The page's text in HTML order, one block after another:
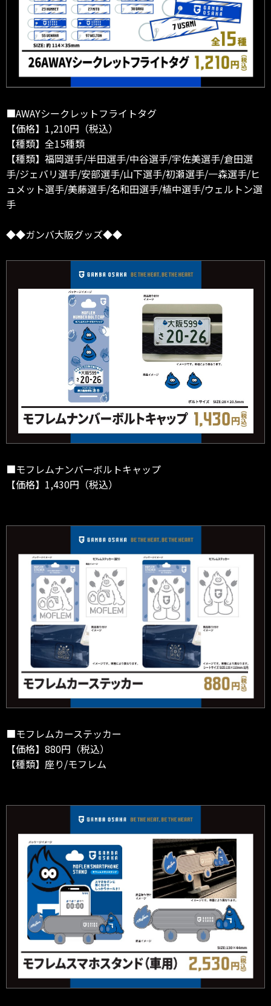
■AWAYシークレットフライトタグ
【価格】1,210円（税込）
【種類】全15種類
【種類】福岡選手/半田選手/中谷選手/宇佐美選手/倉田選
手/ジェバリ選手/安部選手/山下選手/初瀬選手/一森選手/ヒ
ュメット選手/美藤選手/名和田選手/植中選手/ウェルトン選
手
◆◆ガンバ大阪グッズ◆◆
■モフレムナンバーボルトキャップ
【価格】1,430円（税込）
■モフレムカーステッカー
【価格】880円（税込）
【種類】座り/モフレム